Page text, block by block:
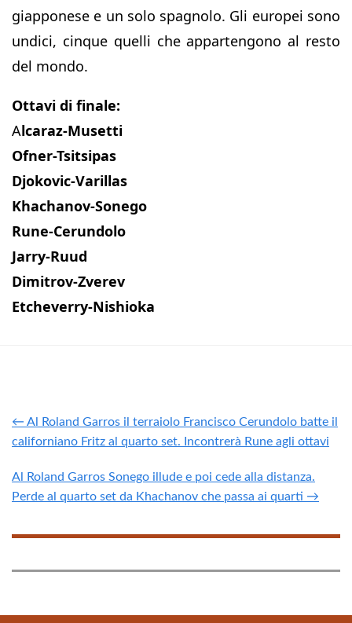
giapponese e un solo spagnolo. Gli europei sono
undici, cinque quelli che appartengono al resto
del mondo.
Ottavi di finale:
Alcaraz-Musetti
Ofner-Tsitsipas
Djokovic-Varillas
Khachanov-Sonego
Rune-Cerundolo
Jarry-Ruud
Dimitrov-Zverev
Etcheverry-Nishioka
← Al Roland Garros il terraiolo Francisco Cerundolo batte il
californiano Fritz al quarto set. Incontrerà Rune agli ottavi
Al Roland Garros Sonego illude e poi cede alla distanza.
Perde al quarto set da Khachanov che passa ai quarti →